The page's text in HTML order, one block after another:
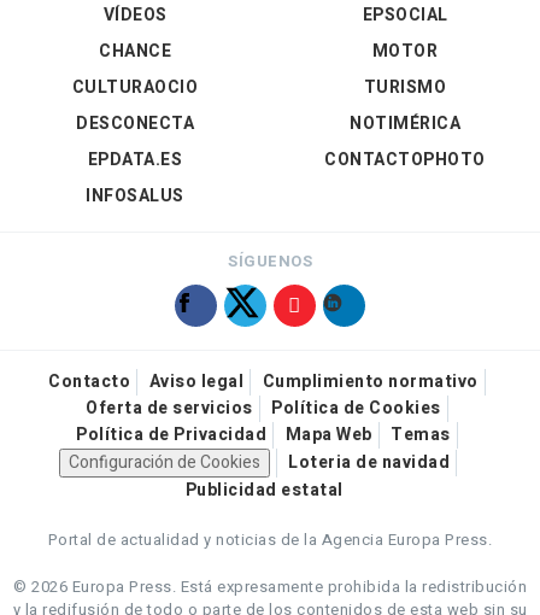
VÍDEOS
EPSOCIAL
CHANCE
CULTURAOCIO
DESCONECTA
EPDATA.ES
INFOSALUS
MOTOR
TURISMO
NOTIMÉRICA
CONTACTOPHOTO
SÍGUENOS
Contacto Aviso legal
Cumplimiento normativo
Oferta de servicios
Política de Cookies
Política de Privacidad
Mapa Web
Temas
Configuración de Cookies
Loteria de navidad
Publicidad estatal
Portal de actualidad y noticias de la Agencia Europa Press.
© 2026 Europa Press. Está expresamente prohibida la redistribución
y la redifusión de todo o parte de los contenidos de esta web sin su